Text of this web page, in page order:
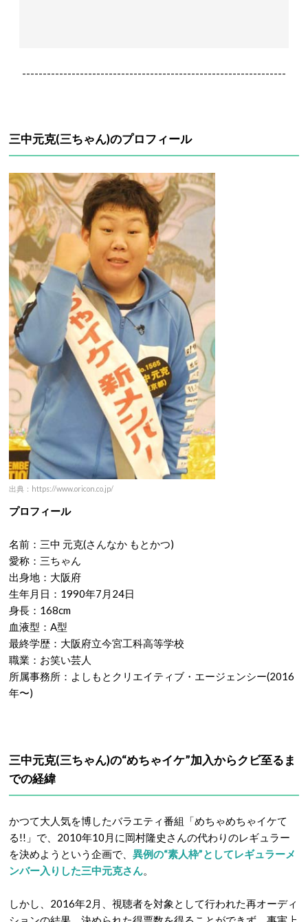
----------------------------------------------------------------
三中元克(三ちゃん)のプロフィール
出典：https://www.oricon.co.jp/
プロフィール
名前：三中 元克(さんなか もとかつ)
愛称：三ちゃん
出身地：大阪府
生年月日：1990年7月24日
身長：168cm
血液型：A型
最終学歴：大阪府立今宮工科高等学校
職業：お笑い芸人
所属事務所：よしもとクリエイティブ・エージェンシー(2016
年〜)
三中元克(三ちゃん)の“めちゃイケ”加入からクビ至るま
での経緯
かつて大人気を博したバラエティ番組「めちゃめちゃイケて
る!!」で、2010年10月に岡村隆史さんの代わりのレギュラー
を決めようという企画で、 異例の“素人枠”としてレギュラーメ
ンバー入りした三中元克さん。
しかし、2016年2月、視聴者を対象として行われた再オーディ